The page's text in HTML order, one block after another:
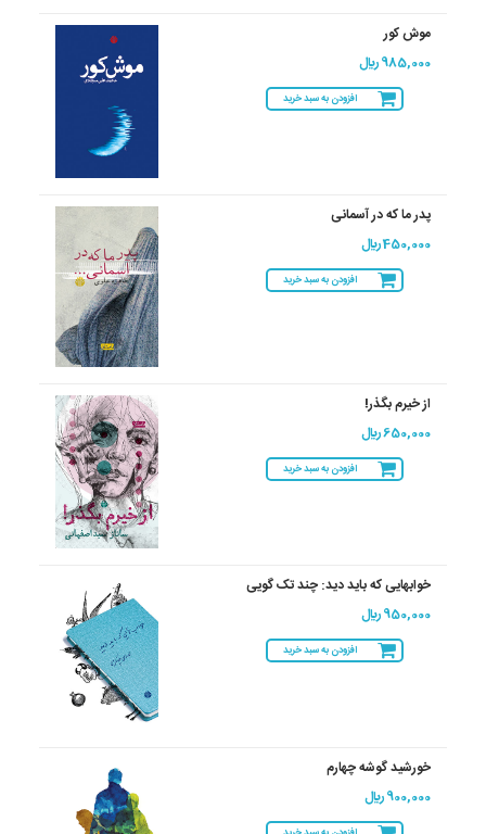
موش کور
985,000 ريال
افزودن به سبد خرید
پدر ما که در آسمانی
450,000 ريال
افزودن به سبد خرید
از خیرم بگذر!
650,000 ريال
افزودن به سبد خرید
خوابهایی که باید دید: چند تک گویی
950,000 ريال
افزودن به سبد خرید
خورشید گوشه چهارم
900,000 ريال